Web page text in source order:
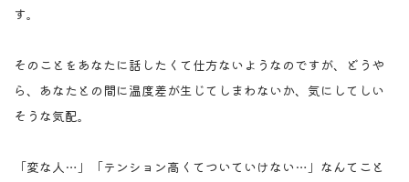
す。
そのことをあなたに話したくて仕方ないようなのですが、どうや
ら、あなたとの間に温度差が生じてしまわないか、気にしてしい
そうな気配。
「変な人…」「テンション高くてついていけない…」なんてこと